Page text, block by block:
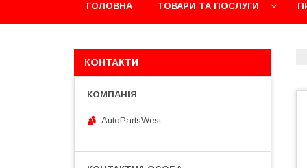
ГОЛОВНА ТОВАРИ ТА ПОСЛУГИ
КОНТАКТИ
AutoPartsWest